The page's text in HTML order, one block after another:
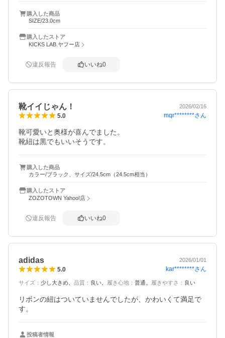
購入した商品
SIZE/23.0cm
購入したストア
KICKS LAB.ヤフー店
違反報告 いいね0
靴イイじゃん！ 2026/02/16
5.0 mqr********さん
靴可愛いと奥様が喜んでました。
靴紐は黒でもいいそうです。
購入した商品
カラー/ブラック、サイズ/24.5cm（24.5cm相当）
購入したストア
ZOZOTOWN Yahoo!店
違反報告 いいね0
adidas 2026/01/01
5.0 kar********さん
サイズ ： 少し大きめ 品質 ： 良い 履き心地 ： 普通 履きやすさ ： 良い
リボンの紐はついていませんでしたが、かわいくて満足で
す。
投稿者情報